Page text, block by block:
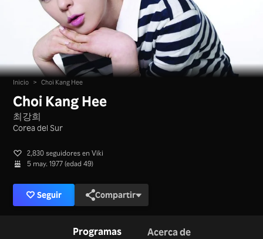
Inicio > Choi Kang Hee
Choi Kang Hee
최강희
Corea del Sur
2,830 seguidores en Viki
5 may. 1977 (edad 49)
Seguir Compartir
Programas Acerca de